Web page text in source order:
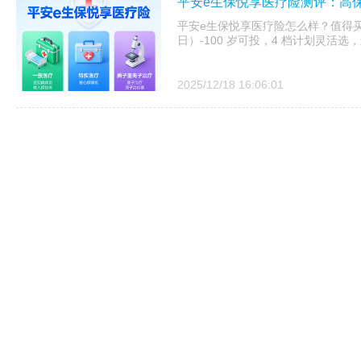
平安e生保悦享医疗险怎么样？值得
日）-100 岁可投，4 档计划灵活选
2025/12/18 16:06:01